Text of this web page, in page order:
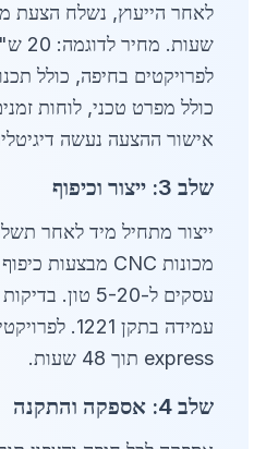
לפרויקטים בחיפה, כולל
כולל מפרט טכני, לוחות
אישור ההצעה נעשה
שלב 3: ייצור וכיפוף
עסקים ל-5-20
עמידה בתקן
express תוך 48 שעות.
שלב 4: אספקה והתקנה